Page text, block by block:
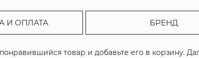
И ОПЛАТА БРЕНД
товар и добавьте его в корзину.